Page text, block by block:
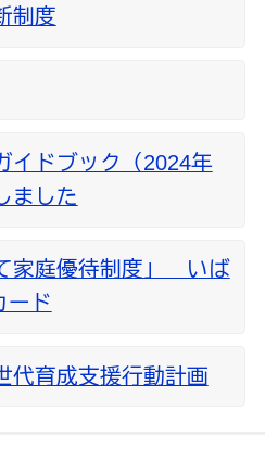
制度
イドブック（2024年
ました
家庭優待制度」 いば
ード
代育成支援行動計画